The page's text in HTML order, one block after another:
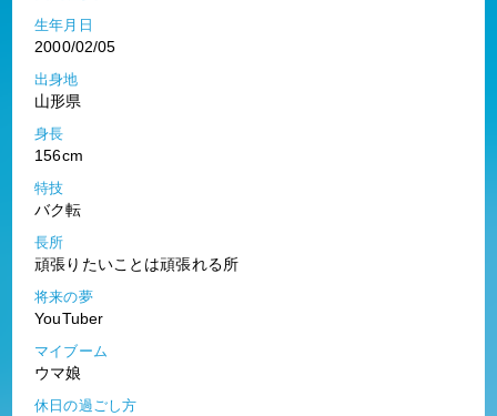
生年月日
2000/02/05
出身地
山形県
身長
156cm
特技
バク転
長所
頑張りたいことは頑張れる所
将来の夢
YouTuber
マイブーム
ウマ娘
休日の過ごし方